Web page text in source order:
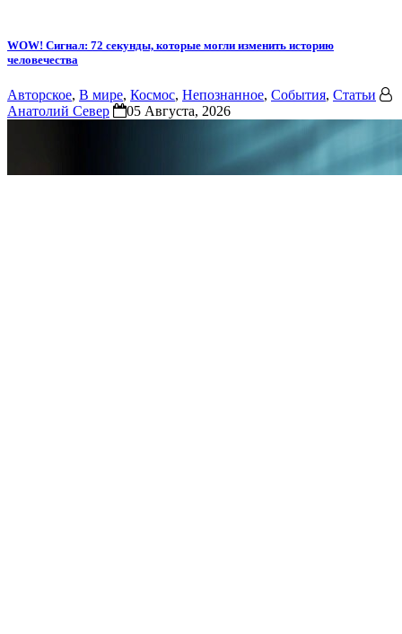
WOW! Сигнал: 72 секунды, которые могли изменить историю
человечества
Авторское, В мире, Космос, Непознанное, События, Статьи
Анатолий Север
05 Августа, 2026